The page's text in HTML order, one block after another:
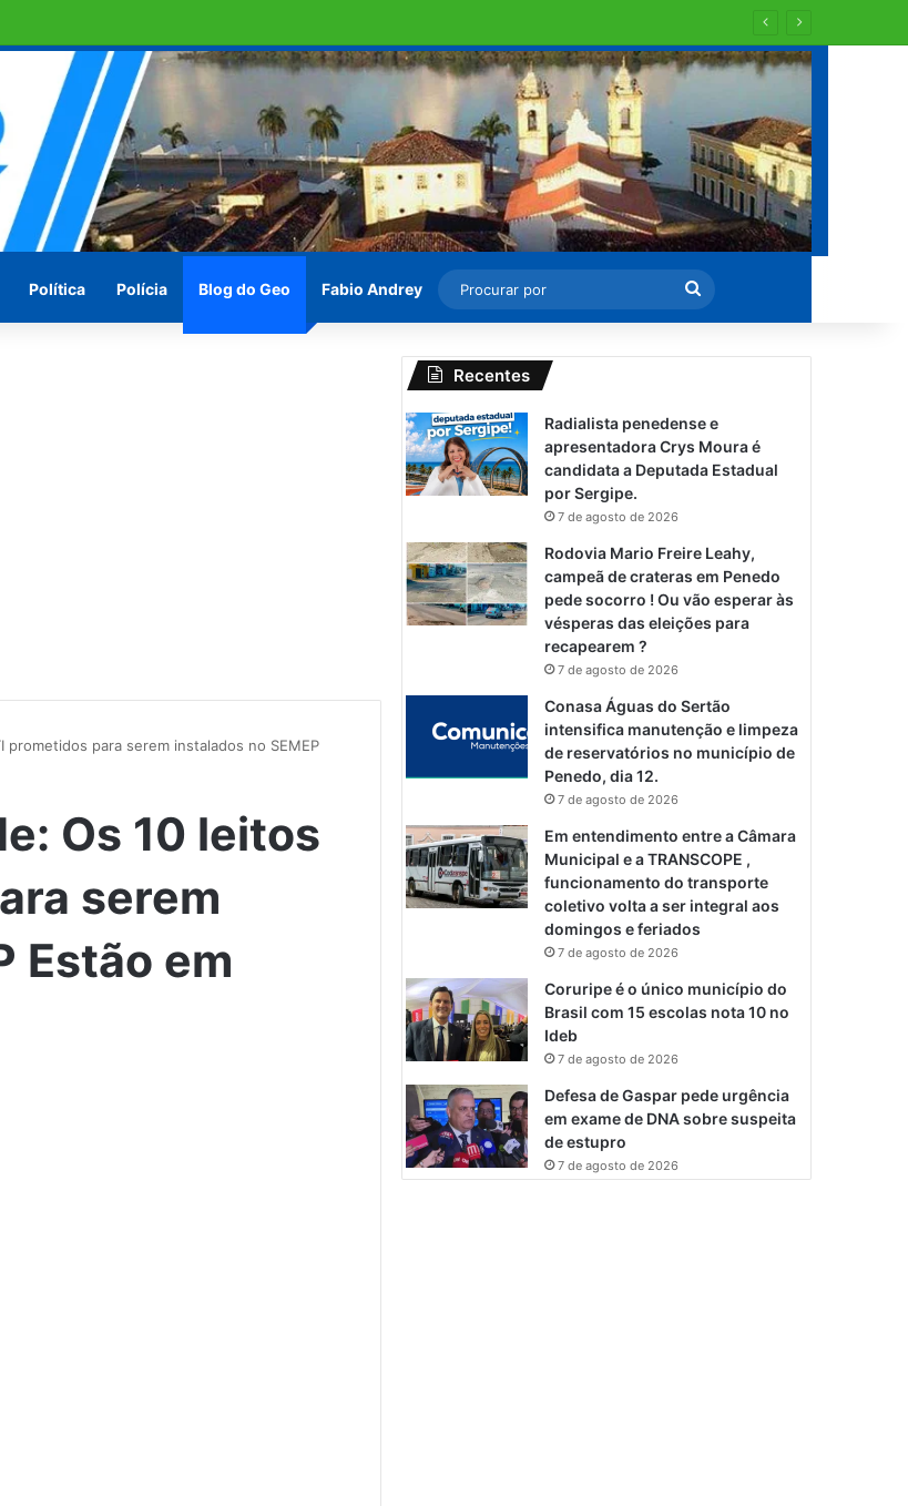
pede socorro ! Ou vão esperar às vésperas das eleições para recapearem ?
Política Polícia Blog do Geo Fabio Andrey
Procurar
por
para serem instalados no SEMEP
Os 10 leitos
serem
Estão em
Recentes
Radialista penedense e
apresentadora Crys Moura é
candidata a Deputada Estadual
por Sergipe.
7 de agosto de 2026
Rodovia Mario Freire Leahy,
campeã de crateras em Penedo
pede socorro ! Ou vão esperar às
vésperas das eleições para
recapearem ?
7 de agosto de 2026
Conasa Águas do Sertão
intensifica manutenção e limpeza
de reservatórios no município de
Penedo, dia 12.
7 de agosto de 2026
Em entendimento entre a Câmara
Municipal e a TRANSCOPE ,
funcionamento do transporte
coletivo volta a ser integral aos
domingos e feriados
7 de agosto de 2026
Coruripe é o único município do
Brasil com 15 escolas nota 10 no
Ideb
7 de agosto de 2026
Defesa de Gaspar pede urgência
em exame de DNA sobre suspeita
de estupro
7 de agosto de 2026